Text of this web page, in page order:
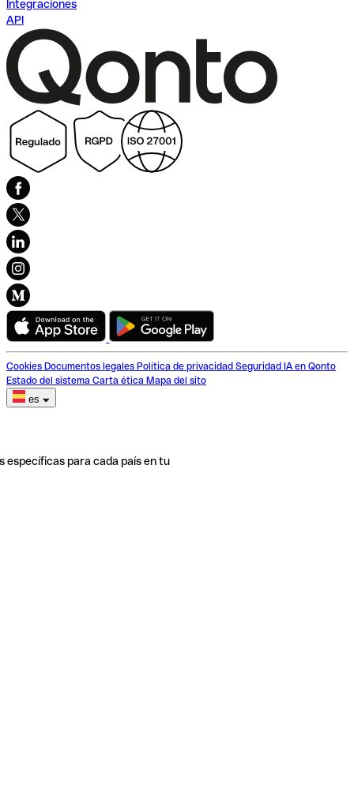
Integraciones
API
Cookies Documentos legales Política de privacidad Seguridad IA en Qonto
Estado del sistema Carta ética Mapa del sito
es
específicas para cada país en tu